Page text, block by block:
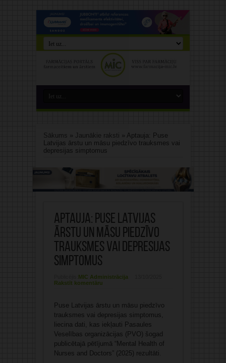
Sākums » Jaunākie raksti » Aptauja: Puse
Latvijas ārstu un māsu piedzīvo trauksmes vai
depresijas simptomus
Aptauja: Puse Latvijas
ārstu un māsu piedzīvo
trauksmes vai depresijas
simptomus
MIC Administrācija
Rakstīt komentāru
Puse Latvijas ārstu un māsu piedzīvo
trauksmes vai depresijas simptomus,
liecina dati, kas iekļauti Pasaules
Veselības organizācijas (PVO) šogad
publicētajā pētījumā “Mental Health of
Nurses and Doctors” (2025) rezultāti.